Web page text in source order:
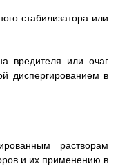
стабилизатора или
вредителя или очаг
диспергированием в
растворам
и их применению в